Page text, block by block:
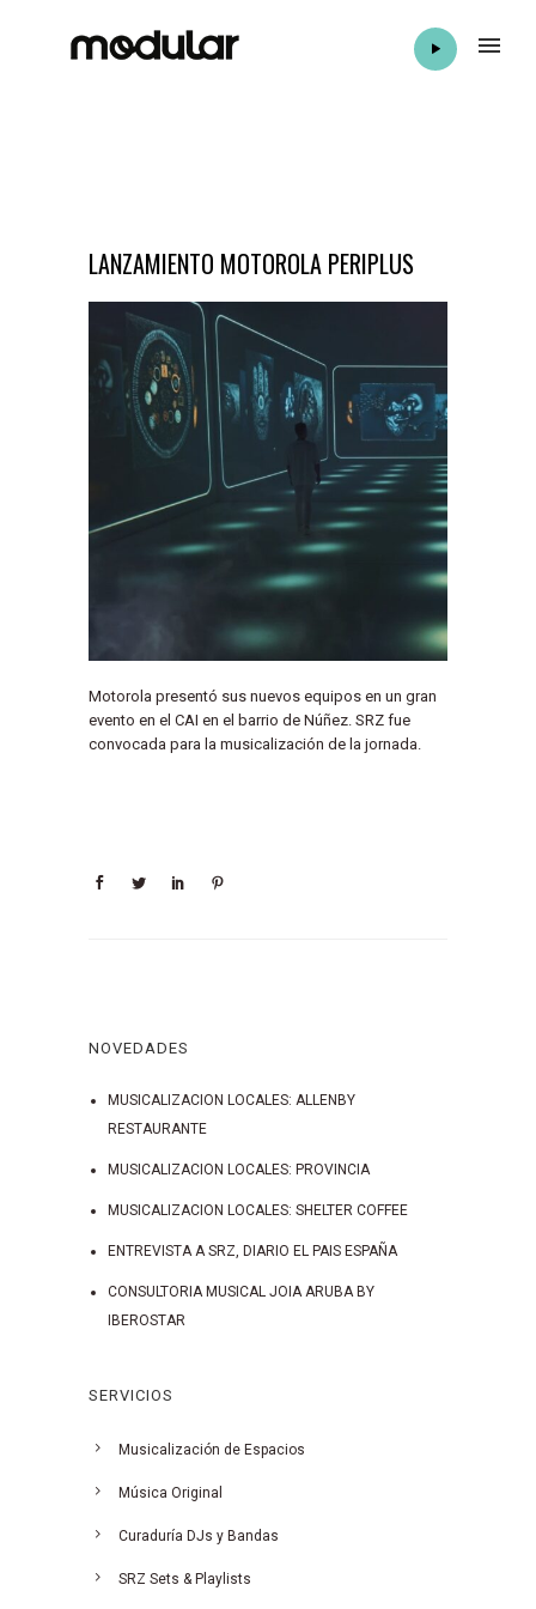
LANZAMIENTO MOTOROLA PERIPLUS
Motorola presentó sus nuevos equipos en un gran
evento en el CAI en el barrio de Núñez. SRZ fue
convocada para la musicalización de la jornada.
NOVEDADES
MUSICALIZACION LOCALES: ALLENBY
RESTAURANTE
MUSICALIZACION LOCALES: PROVINCIA
MUSICALIZACION LOCALES: SHELTER COFFEE
ENTREVISTA A SRZ, DIARIO EL PAIS ESPAÑA
CONSULTORIA MUSICAL JOIA ARUBA BY
IBEROSTAR
SERVICIOS
Musicalización de Espacios
Música Original
Curaduría DJs y Bandas
SRZ Sets & Playlists